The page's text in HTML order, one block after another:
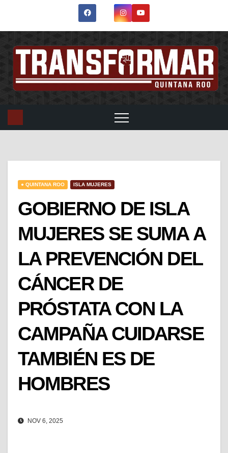
● QUINTANA ROO ISLA MUJERES
GOBIERNO DE ISLA
MUJERES SE SUMA A
LA PREVENCIÓN DEL
CÁNCER DE
PRÓSTATA CON LA
CAMPAÑA CUIDARSE
TAMBIÉN ES DE
HOMBRES
NOV 6, 2025